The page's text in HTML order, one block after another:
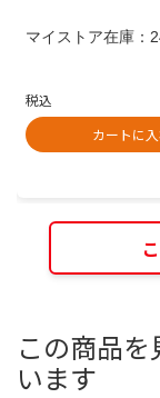
マイストア在庫：
税込
カートに
この商品
います